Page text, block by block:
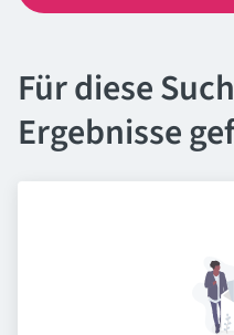
Für diese
Ergebnisse